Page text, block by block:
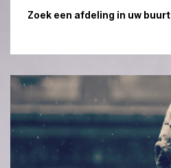
Zoek een afdeling in uw buurt